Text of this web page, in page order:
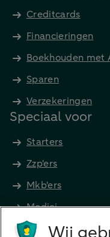
Creditcards
Financieringen
Boekhouden met
Sparen
Verzekeringen
Speciaal voor
Starters
Zzp'ers
Mkb'ers
Medici
Advocaten en